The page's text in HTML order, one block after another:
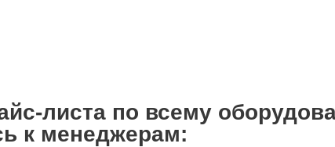
листа по всему
к менеджерам: